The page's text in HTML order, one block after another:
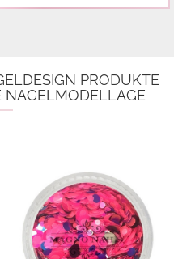
PRODUKTE
NAGELMODELLAGE